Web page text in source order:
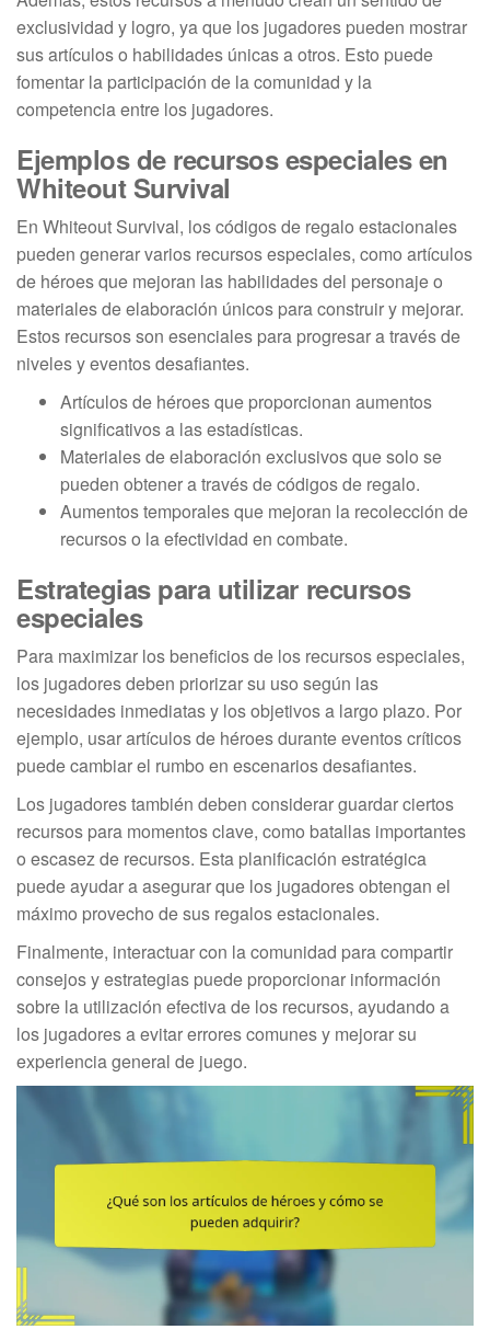
exclusividad y logro, ya que los jugadores pueden mostrar
sus artículos o habilidades únicas a otros. Esto puede
fomentar la participación de la comunidad y la
competencia entre los jugadores.
Ejemplos de recursos especiales en
Whiteout Survival
En Whiteout Survival, los códigos de regalo estacionales
pueden generar varios recursos especiales, como artículos
de héroes que mejoran las habilidades del personaje o
materiales de elaboración únicos para construir y mejorar.
Estos recursos son esenciales para progresar a través de
niveles y eventos desafiantes.
Artículos de héroes que proporcionan aumentos
significativos a las estadísticas.
Materiales de elaboración exclusivos que solo se
pueden obtener a través de códigos de regalo.
Aumentos temporales que mejoran la recolección de
recursos o la efectividad en combate.
Estrategias para utilizar recursos
especiales
Para maximizar los beneficios de los recursos especiales,
los jugadores deben priorizar su uso según las
necesidades inmediatas y los objetivos a largo plazo. Por
ejemplo, usar artículos de héroes durante eventos críticos
puede cambiar el rumbo en escenarios desafiantes.
Los jugadores también deben considerar guardar ciertos
recursos para momentos clave, como batallas importantes
o escasez de recursos. Esta planificación estratégica
puede ayudar a asegurar que los jugadores obtengan el
máximo provecho de sus regalos estacionales.
Finalmente, interactuar con la comunidad para compartir
consejos y estrategias puede proporcionar información
sobre la utilización efectiva de los recursos, ayudando a
los jugadores a evitar errores comunes y mejorar su
experiencia general de juego.